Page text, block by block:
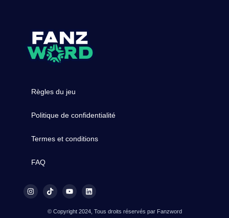
Règles du jeu
Politique de confidentialité
Termes et conditions
FAQ
© Copyright 2024, Tous droits réservés par Fanzword